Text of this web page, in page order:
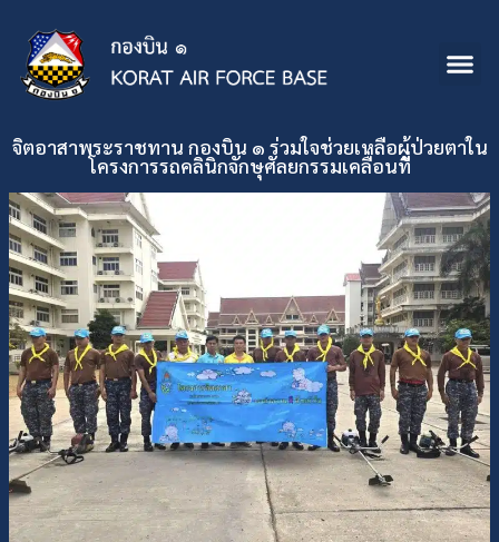
จิตอาสาพระราชทาน กองบิน ๑ ร่วมใจช่วยเหลือผู้ป่วยตาใน
โครงการรถคลินิกจักษุศัลยกรรมเคลื่อนที่